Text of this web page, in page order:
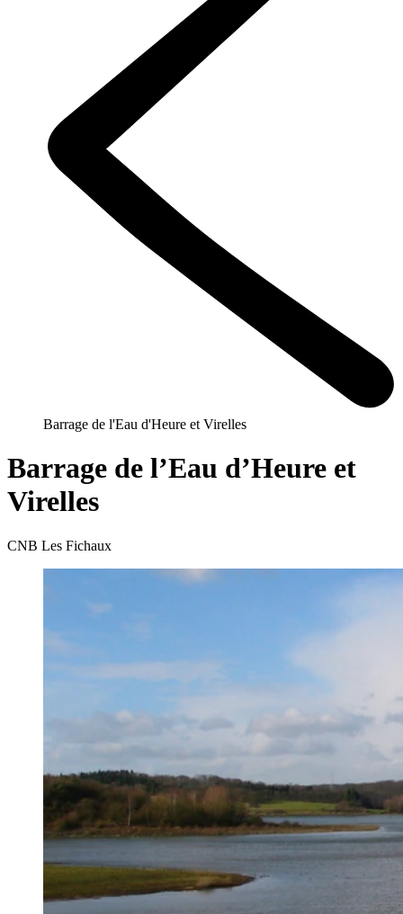
Barrage de l'Eau d'Heure et Virelles
Barrage de l’Eau d’Heure et
Virelles
CNB Les Fichaux